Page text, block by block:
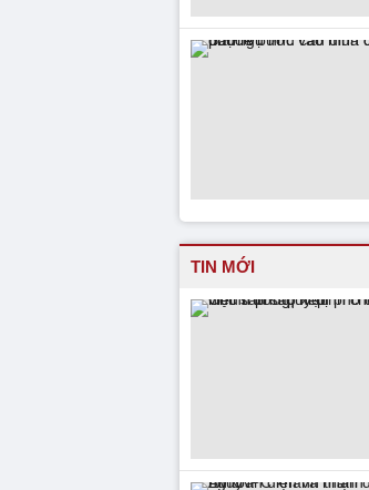
TIN MỚI